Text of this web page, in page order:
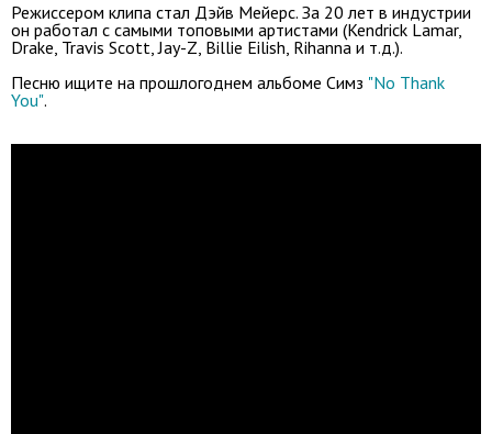
Режиссером клипа стал Дэйв Мейерс. За 20 лет в индустрии
он работал с самыми топовыми артистами (Kendrick Lamar,
Drake, Travis Scott, Jay-Z, Billie Eilish, Rihanna и т.д.).
Песню ищите на прошлогоднем альбоме Симз "No Thank
You".